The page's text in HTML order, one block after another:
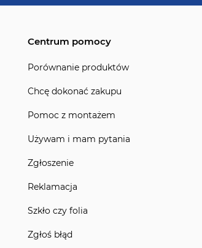
Centrum pomocy
Porównanie produktów
Chcę dokonać zakupu
Pomoc z montażem
Używam i mam pytania
Zgłoszenie
Reklamacja
Szkło czy folia
Zgłoś błąd